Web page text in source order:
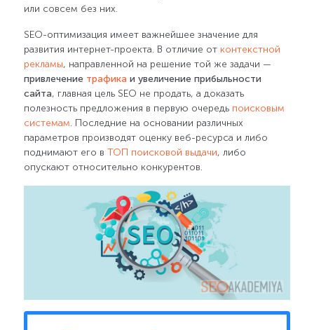
или совсем без них.
SEO-оптимизация имеет важнейшее значение для
развития интернет-проекта. В отличие от контекстной
рекламы, направленной на решение той же задачи —
привлечение трафика и увеличение прибыльности
сайта, главная цель SEO не продать, а доказать
полезность предложения в первую очередь поисковым
системам . Последние на основании различных
параметров производят оценку веб-ресурса и либо
поднимают его в ТОП поисковой выдачи, либо
опускают относительно конкурентов.